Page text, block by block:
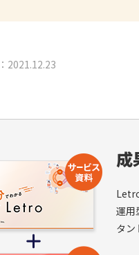
2021.12.23
成
運用
タン